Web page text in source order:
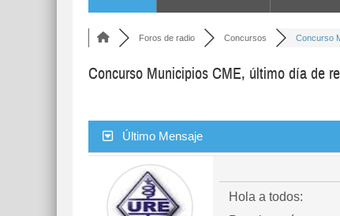
Foros de radio Concursos Concurso
Concurso Municipios CME, último día de
Último Mensaje
Hola a todos: